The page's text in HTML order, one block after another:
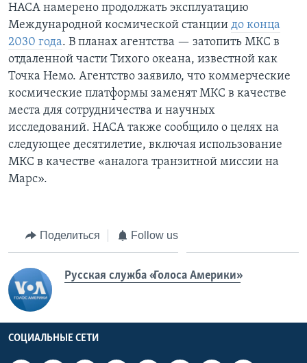
НАСА намерено продолжать эксплуатацию
Международной космической станции до конца
2030 года. В планах агентства — затопить МКС в
отдаленной части Тихого океана, известной как
Точка Немо. Агентство заявило, что коммерческие
космические платформы заменят МКС в качестве
места для сотрудничества и научных
исследований. НАСА также сообщило о целях на
следующее десятилетие, включая использование
МКС в качестве «аналога транзитной миссии на
Марс».
Поделиться Follow us
Русская служба «Голоса Америки»
СОЦИАЛЬНЫЕ СЕТИ